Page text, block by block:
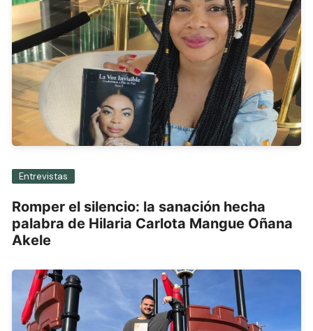
Entrevistas
Romper el silencio: la sanación hecha
palabra de Hilaria Carlota Mangue Oñana
Akele